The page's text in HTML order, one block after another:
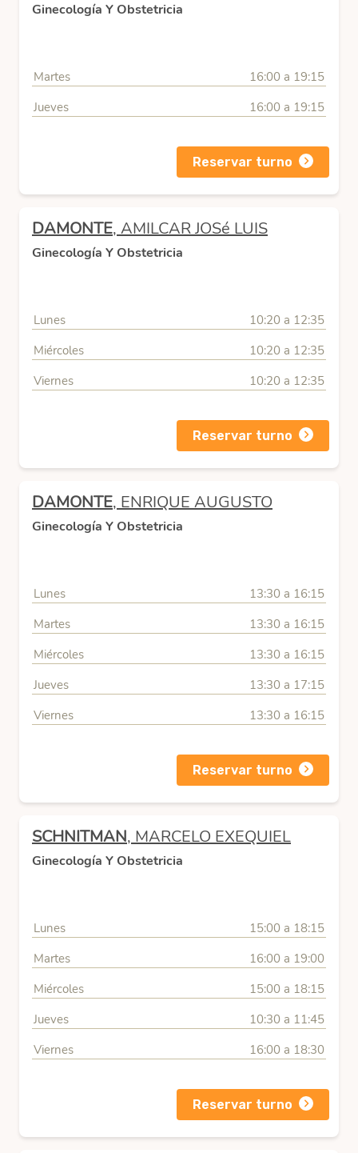
Ginecología Y Obstetricia
Martes
16:00 a 19:15
Jueves
16:00 a 19:15
Reservar turno
DAMONTE, AMILCAR JOSé LUIS
Ginecología Y Obstetricia
Lunes
10:20 a 12:35
Miércoles
10:20 a 12:35
Viernes
10:20 a 12:35
Reservar turno
DAMONTE, ENRIQUE AUGUSTO
Ginecología Y Obstetricia
Lunes
13:30 a 16:15
Martes
13:30 a 16:15
Miércoles
13:30 a 16:15
Jueves
13:30 a 17:15
Viernes
13:30 a 16:15
Reservar turno
SCHNITMAN, MARCELO EXEQUIEL
Ginecología Y Obstetricia
Lunes
15:00 a 18:15
Martes
16:00 a 19:00
Miércoles
15:00 a 18:15
Jueves
10:30 a 11:45
Viernes
16:00 a 18:30
Reservar turno